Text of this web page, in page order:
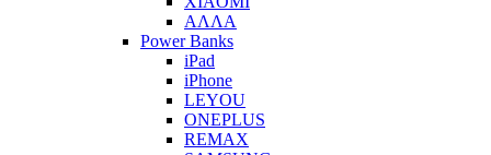
ΑΛΛΑ
Power Banks
iPad
iPhone
LEYOU
ONEPLUS
REMAX